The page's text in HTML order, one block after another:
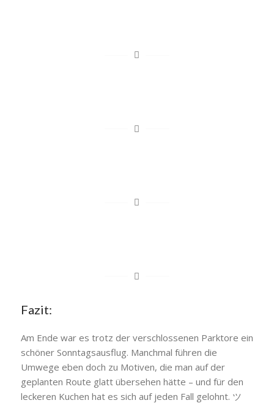
Fazit:
Am Ende war es trotz der verschlossenen Parktore ein
schöner Sonntagsausflug. Manchmal führen die
Umwege eben doch zu Motiven, die man auf der
geplanten Route glatt übersehen hätte – und für den
leckeren Kuchen hat es sich auf jeden Fall gelohnt. ツ